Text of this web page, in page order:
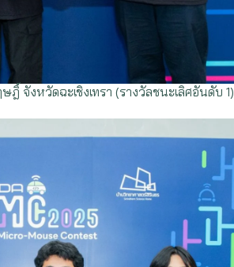
ฎิ์ จังหวัดฉะเชิงเทรา (รางวัลชนะเลิศอันดับ 1)